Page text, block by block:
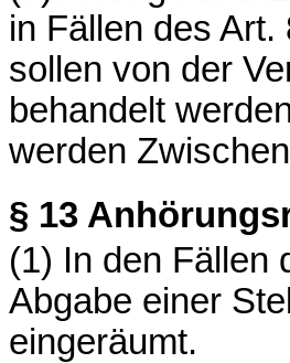
in Fällen des
sollen von der
behandelt
werden
§ 13
(1) In den Fällen
Abgabe einer
eingeräumt.